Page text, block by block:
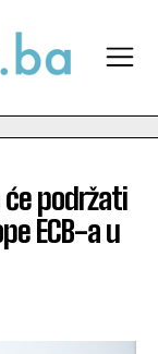
će podržati
ECB-a u